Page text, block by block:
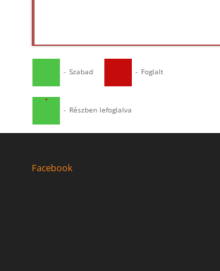
- Szabad - Foglalt
·
- Részben lefoglalva
Facebook